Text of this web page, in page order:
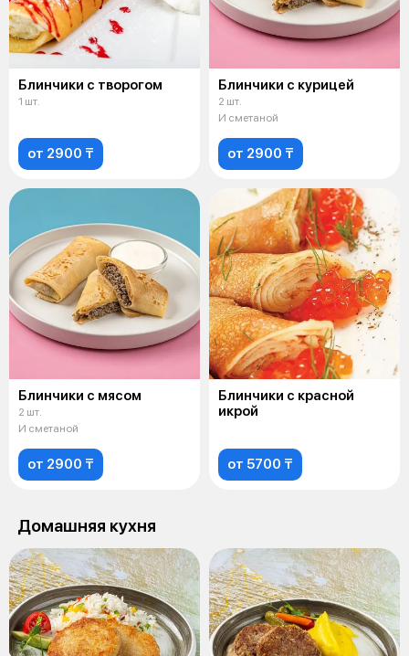
Блинчики с творогом
1 шт.
от 2900 ₸
Блинчики с курицей
2 шт.
И сметаной
от 2900 ₸
Блинчики с мясом
2 шт.
И сметаной
от 2900 ₸
Блинчики с красной
икрой
от 5700 ₸
Домашняя кухня